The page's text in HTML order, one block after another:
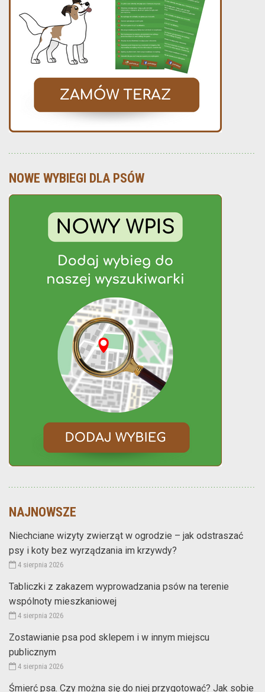
NOWE WYBIEGI DLA PSÓW
NAJNOWSZE
Niechciane wizyty zwierząt w ogrodzie – jak odstraszać
psy i koty bez wyrządzania im krzywdy?
4 sierpnia 2026
Tabliczki z zakazem wyprowadzania psów na terenie
wspólnoty mieszkaniowej
4 sierpnia 2026
Zostawianie psa pod sklepem i w innym miejscu
publicznym
4 sierpnia 2026
Śmierć psa. Czy można się do niej przygotować? Jak sobie